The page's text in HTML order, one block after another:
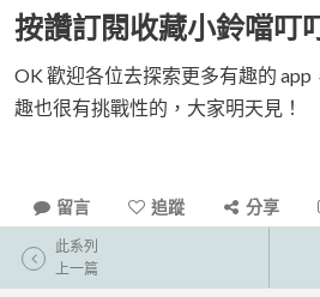
按讚訂閱收藏小鈴噹叮
OK 歡迎各位去探索更多有趣的
趣也很有挑戰性的，大家明天見！
留言 追蹤 分享
此系列
上一篇